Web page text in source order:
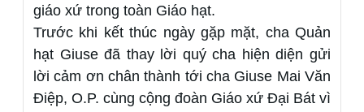
giáo xứ trong toàn Giáo hạt.
Trước khi kết thúc ngày gặp mặt, cha Quản
hạt Giuse đã thay lời quý cha hiện diện gửi
lời cảm ơn chân thành tới cha Giuse Mai Văn
Điệp, O.P. cùng cộng đoàn Giáo xứ Đại Bát vì